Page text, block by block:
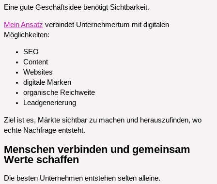
Eine gute Geschäftsidee benötigt Sichtbarkeit.
Mein Ansatz verbindet Unternehmertum mit digitalen
Möglichkeiten:
SEO
Content
Websites
digitale Marken
organische Reichweite
Leadgenerierung
Ziel ist es, Märkte sichtbar zu machen und herauszufinden, wo
echte Nachfrage entsteht.
Menschen verbinden und gemeinsam
Werte schaffen
Die besten Unternehmen entstehen selten alleine.